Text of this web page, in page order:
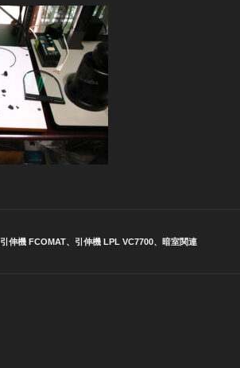
引伸機 FCOMAT、 引伸機 LPL VC7700、 暗室関連